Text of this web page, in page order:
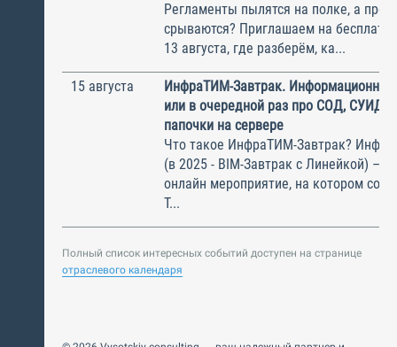
Регламенты пылятся на полке, а
срываются? Приглашаем на
13 августа, где разберём, ка...
15 августа
ИнфраТИМ-Завтрак.
или в очередной раз про СОД, СУИД и
папочки на сервере
Что такое ИнфраТИМ-Завтрак?
(в 2025 - BIM-Завтрак с Линейкой) –
онлайн мероприятие, на котором
Т...
Полный список интересных событий доступен на странице
отраслевого календаря